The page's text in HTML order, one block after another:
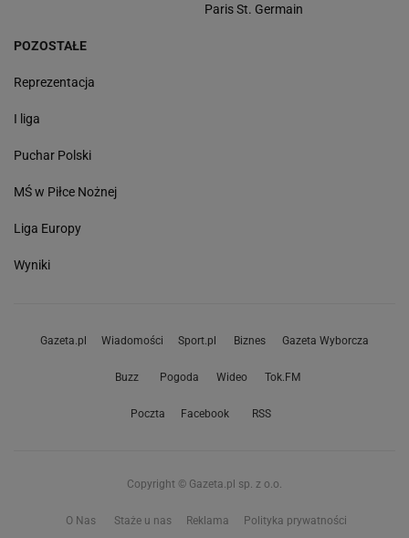
Paris St. Germain
POZOSTAŁE
Reprezentacja
I liga
Puchar Polski
MŚ w Piłce Nożnej
Liga Europy
Wyniki
Gazeta.pl Wiadomości Sport.pl Biznes Gazeta Wyborcza
Buzz Pogoda Wideo Tok.FM
Poczta Facebook RSS
Copyright © Gazeta.pl sp. z o.o.
O Nas Staże u nas Reklama Polityka prywatności